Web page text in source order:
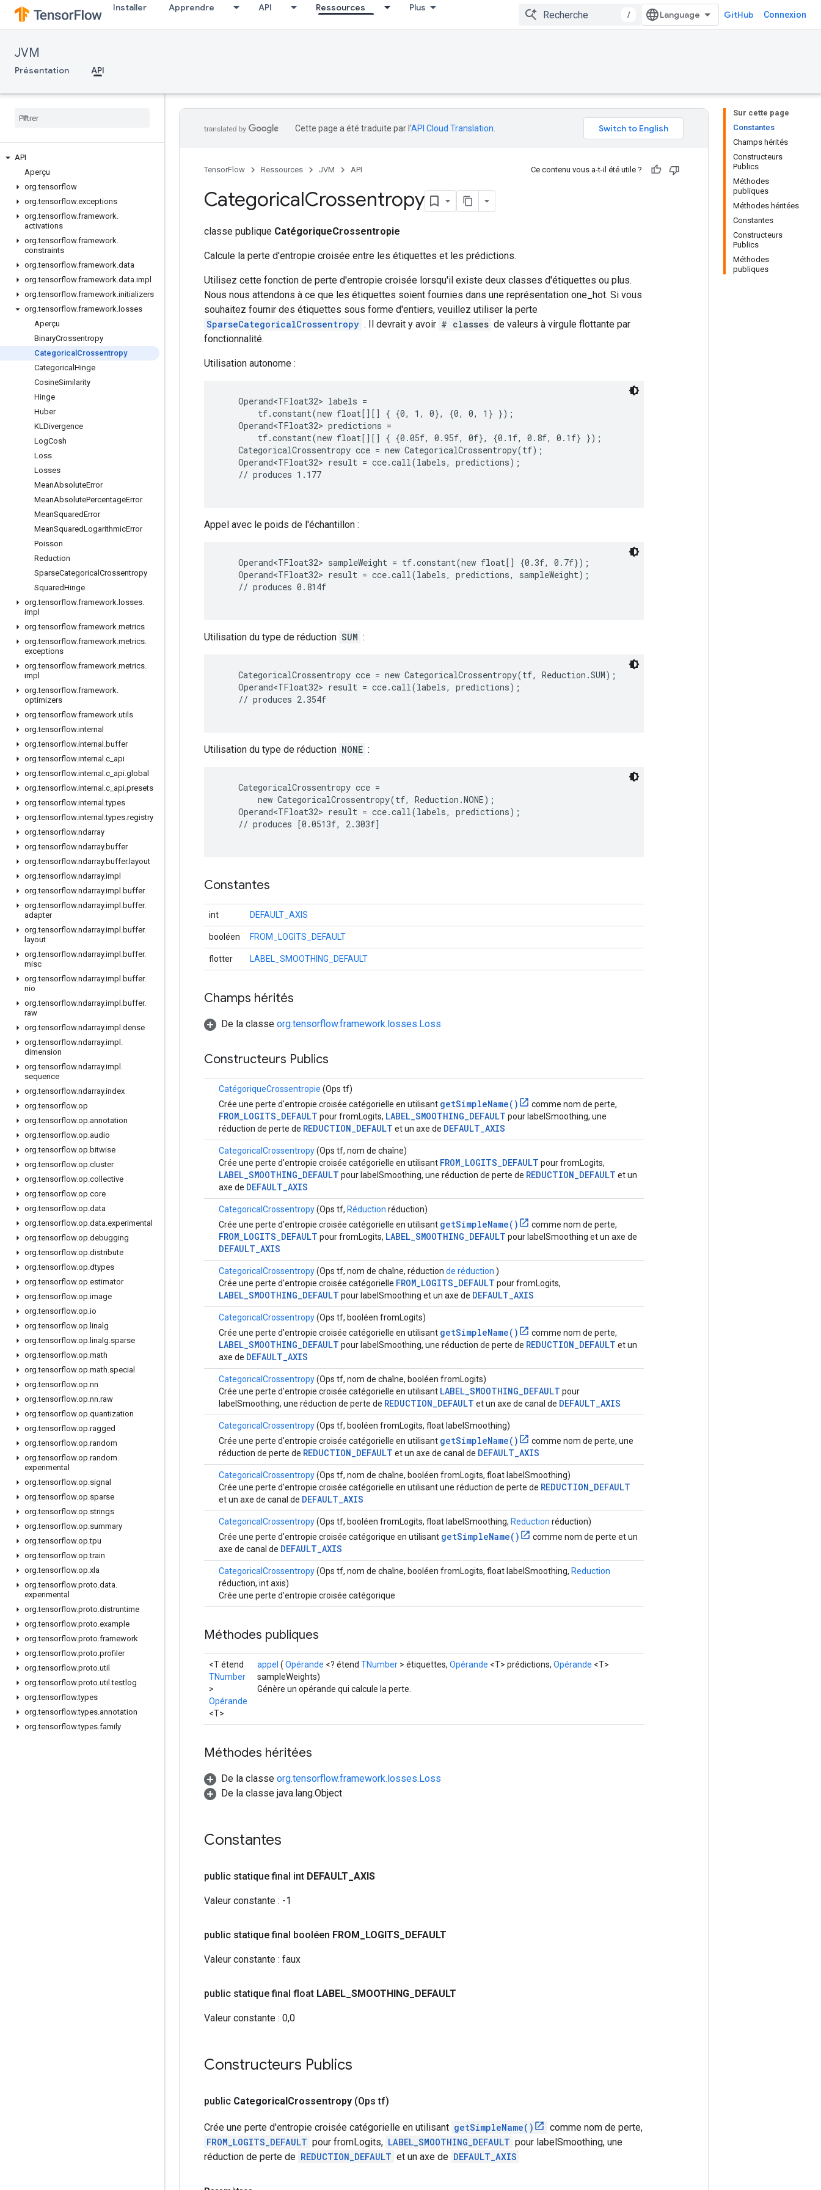
Installer Apprendre API Ressources Plus
/ GitHub Connexion
JVM
Présentation API
API
Aperçu
org.tensorflow
org.tensorflow.exceptions
org.tensorflow.framework.
activations
org.tensorflow.framework.
constraints
org.tensorflow.framework.data
org.tensorflow.framework.data.impl
org.tensorflow.framework.initializers
org.tensorflow.framework. losses
Aperçu
BinaryCrossentropy
Categorical Crossentropy
Categorical Hinge
CosineSimilarity
Hinge
Huber
KLDivergence
LogCosh
Loss
Losses
MeanAbsoluteError
MeanAbsolutePercentageError
MeanSquaredError
MeanSquaredLogarithmicError
Poisson
Reduction
SparseCategorical Crossentropy
SquaredHinge
org.tensorflow.framework. losses.
impl
org.tensorflow.framework.metrics
org.tensorflow.framework.metrics.
exceptions
org.tensorflow.framework.metrics.
impl
org.tensorflow.framework.
optimizers
org.tensorflow.framework.utils
org.tensorflow.internal
org.tensorflow.internal .buffer
org.tensorflow.internal .c api
org.tensorflow.internal .c api.global
org.tensorflow.internal .c api.presets
org.tensorflow.internal .types
org.tensorflow.internal .types.registry
org.tensorflow.ndarray
org.tensorflow.ndarray.buffer
org.tensorflow.ndarray.buffer. layout
org.tensorflow.ndarray.impl
org.tensorflow.ndarray.impl .buffer
org.tensorflow.ndarray.impl .buffer.
adapter
org.tensorflow.ndarray.impl .buffer.
layout
org.tensorflow.ndarray.impl .buffer.
misc
org.tensorflow.ndarray.impl .buffer.
nio
org.tensorflow.ndarray.impl .buffer.
raw
org.tensorflow.ndarray.impl .dense
org.tensorflow.ndarray.impl .
dimension
org.tensorflow.ndarray.impl .
sequence
org.tensorflow.ndarray.index
org.tensorflow.op
org.tensorflow.op.annotation
org.tensorflow.op.audio
org.tensorflow.op.bitwise
org.tensorflow.op.cluster
org.tensorflow.op.collective
org.tensorflow.op.core
org.tensorflow.op.data
org.tensorflow.op.data.experimental
org.tensorflow.op.debugging
org.tensorflow.op.distribute
org.tensorflow.op.dtypes
org.tensorflow.op.estimator
org.tensorflow.op.image
org.tensorflow.op.io
org.tensorflow.op. linalg
org.tensorflow.op. linalg.sparse
org.tensorflow.op.math
org.tensorflow.op.math.special
org.tensorflow.op.nn
org.tensorflow.op.nn.raw
org.tensorflow.op.quantization
org.tensorflow.op.ragged
org.tensorflow.op.random
org.tensorflow.op.random.
experimental
org.tensorflow.op.signal
org.tensorflow.op.sparse
org.tensorflow.op.strings
org.tensorflow.op.summary
org.tensorflow.op.tpu
org.tensorflow.op.train
org.tensorflow.op.xla
org.tensorflow.proto.data.
experimental
org.tensorflow.proto.distruntime
org.tensorflow.proto.example
org.tensorflow.proto.framework
org.tensorflow.proto.profiler
org.tensorflow.proto.util
org.tensorflow.proto.util .testlog
org.tensorflow.types
org.tensorflow.types.annotation
org.tensorflow.types.family
Sur cette page
Constantes
Champs hérités
Constructeurs
Publics
Méthodes
publiques
Méthodes héritées
Constantes
Constructeurs
Publics
Méthodes
publiques
Cette page a été traduite par l'API Cloud Translation
TensorFlow Ressources JVM API Ce contenu vous a-t-il été utile ?
CategoricalCrossentropy
classe publique CatégoriqueCrossentropie
Calcule la perte d'entropie croisée entre les étiquettes et les prédictions.
Utilisez cette fonction de perte d'entropie croisée lorsqu'il existe deux classes d'étiquettes ou plus.
Nous nous attendons à ce que les étiquettes soient fournies dans une représentation one_hot. Si vous
souhaitez fournir des étiquettes sous forme d'entiers, veuillez utiliser la perte
SparseCategoricalCrossentropy . Il devrait y avoir # classes de valeurs à virgule flottante par
fonctionnalité.
Utilisation autonome :
    Operand<TFloat32> labels =
        tf.constant(new float[][] { {0, 1, 0}, {0, 0, 1} });
    Operand<TFloat32> predictions =
        tf.constant(new float[][] { {0.05f, 0.95f, 0f}, {0.1f, 0.8f, 0.1f} });
    CategoricalCrossentropy cce = new CategoricalCrossentropy(tf);
    Operand<TFloat32> result = cce.call(labels, predictions);
    // produces 1.177
Appel avec le poids de l'échantillon :
    Operand<TFloat32> sampleWeight = tf.constant(new float[] {0.3f, 0.7f});
    Operand<TFloat32> result = cce.call(labels, predictions, sampleWeight);
    // produces 0.814f
Utilisation du type de réduction SUM :
    CategoricalCrossentropy cce = new CategoricalCrossentropy(tf, Reduction.SUM);
    Operand<TFloat32> result = cce.call(labels, predictions);
    // produces 2.354f
Utilisation du type de réduction NONE :
    CategoricalCrossentropy cce =
        new CategoricalCrossentropy(tf, Reduction.NONE);
    Operand<TFloat32> result = cce.call(labels, predictions);
    // produces [0.0513f, 2.303f]
Constantes
int DEFAULT_AXIS
booléen FROM_LOGITS_DEFAULT
flotter LABEL_SMOOTHING_DEFAULT
Champs hérités
De la classe org.tensorflow.framework.losses.Loss
Constructeurs Publics
CatégoriqueCrossentropie (Ops tf)
Crée une perte d'entropie croisée catégorielle en utilisant getSimpleName() comme nom de perte,
FROM_LOGITS_DEFAULT pour fromLogits, LABEL_SMOOTHING_DEFAULT pour labelSmoothing, une
réduction de perte de REDUCTION_DEFAULT et un axe de DEFAULT_AXIS
CategoricalCrossentropy(Ops tf, nom de chaîne)
Crée une perte d'entropie croisée catégorielle en utilisant FROM_LOGITS_DEFAULT pour fromLogits,
LABEL_SMOOTHING_DEFAULT pour labelSmoothing, une réduction de perte de REDUCTION_DEFAULT et un
axe de DEFAULT_AXIS
CategoricalCrossentropy(Ops tf, Réduction réduction)
Crée une perte d'entropie croisée catégorielle en utilisant getSimpleName() comme nom de perte,
FROM_LOGITS_DEFAULT pour fromLogits, LABEL_SMOOTHING_DEFAULT pour labelSmoothing et un axe de
DEFAULT_AXIS
CategoricalCrossentropy(Ops tf, nom de chaîne, réduction de réduction )
Crée une perte d'entropie croisée catégorielle FROM_LOGITS_DEFAULT pour fromLogits,
LABEL_SMOOTHING_DEFAULT pour labelSmoothing et un axe de DEFAULT_AXIS
CategoricalCrossentropy(Ops tf, booléen fromLogits)
Crée une perte d'entropie croisée catégorielle en utilisant getSimpleName() comme nom de perte,
LABEL_SMOOTHING_DEFAULT pour labelSmoothing, une réduction de perte de REDUCTION_DEFAULT et un
axe de DEFAULT_AXIS
CategoricalCrossentropy(Ops tf, nom de chaîne, booléen fromLogits)
Crée une perte d'entropie croisée catégorielle en utilisant LABEL_SMOOTHING_DEFAULT pour
labelSmoothing, une réduction de perte de REDUCTION_DEFAULT et un axe de canal de DEFAULT_AXIS
CategoricalCrossentropy(Ops tf, booléen fromLogits, float labelSmoothing)
Crée une perte d'entropie croisée catégorielle en utilisant getSimpleName()
comme nom de perte, une
réduction de perte de REDUCTION_DEFAULT et un axe de canal de DEFAULT_AXIS
CategoricalCrossentropy(Ops tf, nom de chaîne, booléen fromLogits, float labelSmoothing)
Crée une perte d'entropie croisée catégorielle en utilisant une réduction de perte de REDUCTION_DEFAULT
et un axe de canal de DEFAULT_AXIS
CategoricalCrossentropy(Ops tf, booléen fromLogits, float labelSmoothing, Reduction réduction)
Crée une perte d'entropie croisée catégorique en utilisant getSimpleName()
comme nom de perte et un
axe de canal de DEFAULT_AXIS
CategoricalCrossentropy(Ops tf, nom de chaîne, booléen fromLogits, float labelSmoothing, Reduction
réduction, int axis)
Crée une perte d'entropie croisée catégorique
Méthodes publiques
<T étend
TNumber
>
Opérande
<T>
appel ( Opérande <? étend TNumber > étiquettes, Opérande <T> prédictions, Opérande <T>
sampleWeights)
Génère un opérande qui calcule la perte.
Méthodes héritées
De la classe org.tensorflow.framework.losses.Loss
De la classe java.lang.Object
Constantes
public statique final int DEFAULT AXIS
Valeur constante : -1
public statique final booléen FROM LOGITS DEFAULT
Valeur constante : faux
public statique final float LABEL SMOOTHING DEFAULT
Valeur constante : 0,0
Constructeurs Publics
public CategoricalCrossentropy (Ops tf)
Crée une perte d'entropie croisée catégorielle en utilisant getSimpleName()
comme nom de perte,
FROM_LOGITS_DEFAULT pour fromLogits, LABEL_SMOOTHING_DEFAULT pour labelSmoothing, une
réduction de perte de REDUCTION_DEFAULT et un axe de DEFAULT_AXIS